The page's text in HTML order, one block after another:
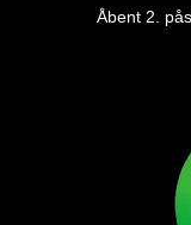
Åbent 2.